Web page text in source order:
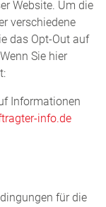
Website. Um die
verschiedene
das Opt-Out auf
Sie hier
Informationen
info.de
für die